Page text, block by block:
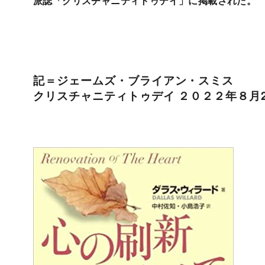
記＝ジェームズ・ブライアン・スミス
クリスチャニティトゥデイ ２０２２年８